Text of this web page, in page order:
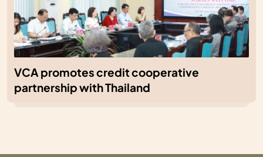
VCA promotes credit cooperative
partnership with Thailand